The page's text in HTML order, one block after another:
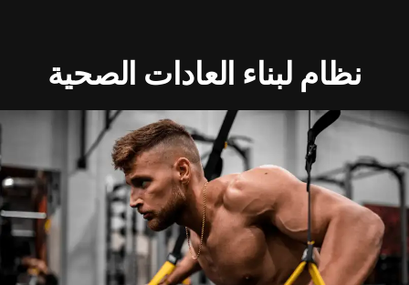
نظام لبناء العادات الصحية